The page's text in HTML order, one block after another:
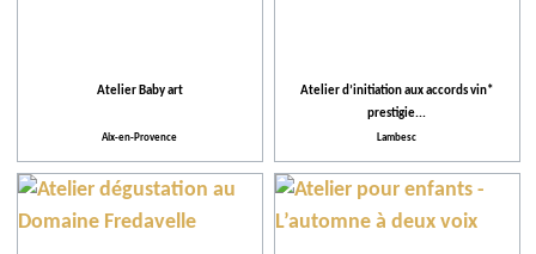
Atelier Baby art
Aix-en-Provence
Atelier d’initiation aux accords vin*
prestigie...
Lambesc